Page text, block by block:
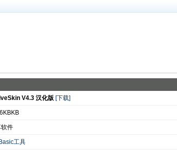
V4.3 汉化版 [下载]
件
工具